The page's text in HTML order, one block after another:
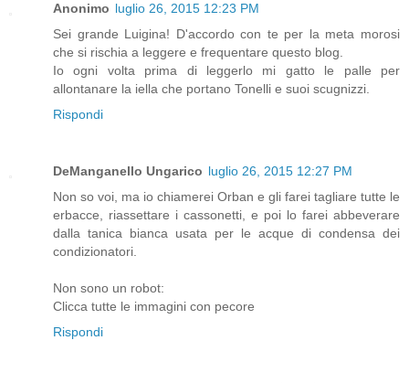
Anonimo luglio 26, 2015 12:23 PM
Sei grande Luigina! D'accordo con te per la meta morosi
che si rischia a leggere e frequentare questo blog.
Io ogni volta prima di leggerlo mi gatto le palle per
allontanare la iella che portano Tonelli e suoi scugnizzi.
Rispondi
DeManganello Ungarico luglio 26, 2015 12:27 PM
Non so voi, ma io chiamerei Orban e gli farei tagliare tutte le
erbacce, riassettare i cassonetti, e poi lo farei abbeverare
dalla tanica bianca usata per le acque di condensa dei
condizionatori.
Non sono un robot:
Clicca tutte le immagini con pecore
Rispondi